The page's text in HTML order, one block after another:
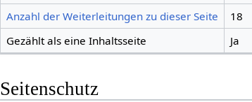
Anzahl der Weiterleitungen zu dieser Seite
18
Gezählt als eine Inhaltsseite
Ja
Seitenschutz